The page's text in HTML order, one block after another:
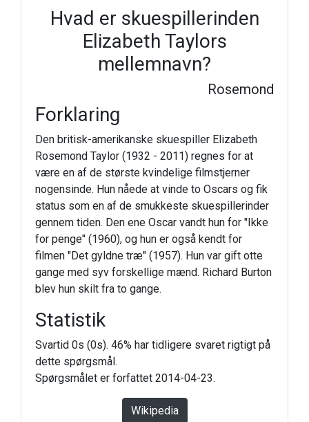
Hvad er skuespillerinden
Elizabeth Taylors
mellemnavn?
Rosemond
Forklaring
Den britisk-amerikanske skuespiller Elizabeth
Rosemond Taylor (1932 - 2011) regnes for at
være en af de største kvindelige filmstjerner
nogensinde. Hun nåede at vinde to Oscars og fik
status som en af de smukkeste skuespillerinder
gennem tiden. Den ene Oscar vandt hun for "Ikke
for penge" (1960), og hun er også kendt for
filmen "Det gyldne træ" (1957). Hun var gift otte
gange med syv forskellige mænd. Richard Burton
blev hun skilt fra to gange.
Statistik
Svartid 0s (0s). 46% har tidligere svaret rigtigt på
dette spørgsmål.
Spørgsmålet er forfattet 2014-04-23.
Wikipedia